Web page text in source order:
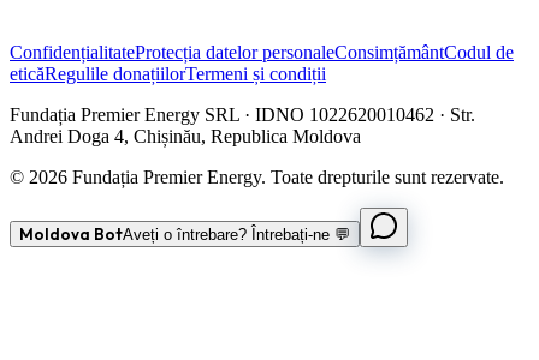
ConfidențialitateProtecția datelor personaleConsimțământCodul de
eticăRegulile donațiilorTermeni și condiții
Fundația Premier Energy SRL · IDNO 1022620010462 · Str.
Andrei Doga 4, Chișinău, Republica Moldova
© 2026 Fundația Premier Energy. Toate drepturile sunt rezervate.
Moldova BotAveți o întrebare? Întrebați-ne 💬